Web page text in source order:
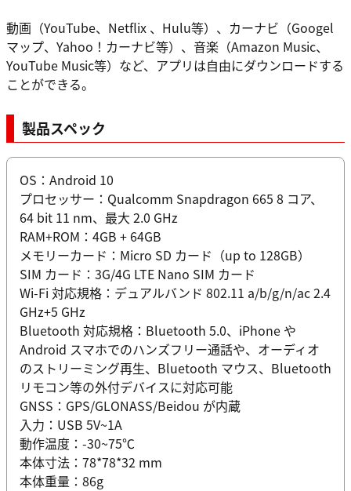
動画（YouTube、Netflix 、Hulu等）、カーナビ（Googel
マップ、Yahoo！カーナビ等）、音楽（Amazon Music、
YouTube Music等）など、アプリは自由にダウンロードする
ことができる。
製品スペック
OS：Android 10
プロセッサー：Qualcomm Snapdragon 665 8 コア、
64 bit 11 nm、最大 2.0 GHz
RAM+ROM：4GB + 64GB
メモリーカード：Micro SD カード（up to 128GB）
SIM カード：3G/4G LTE Nano SIM カード
Wi-Fi 対応規格：デュアルバンド 802.11 a/b/g/n/ac 2.4
GHz+5 GHz
Bluetooth 対応規格：Bluetooth 5.0、iPhone や
Android スマホでのハンズフリー通話や、オーディオ
のストリーミング再生、Bluetooth マウス、Bluetooth
リモコン等の外付デバイスに対応可能
GNSS：GPS/GLONASS/Beidou が内蔵
入力：USB 5V~1A
動作温度：-30~75℃
本体寸法：78*78*32 mm
本体重量：86g